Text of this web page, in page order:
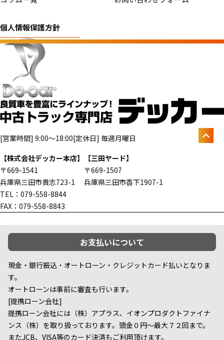
個人情報保護方針
[営業時間] 9:00～18:00[定休日] 毎週月曜日
【株式会社デッカー本店】
〒669-1541
兵庫県三田市貴志723-1
TEL：079-558-8844
FAX：079-558-8843
【三田ヤード】
〒669-1507
兵庫県三田市香下1907-1
お支払いについて
現金・銀行振込・オートローン・クレジットカード払いとなりま
す。
オートローンは事前に審査も行います。
[提携ローン会社]
提携ローン会社には（株）アプラス、イオンプロダクトファイナ
ンス（株）を取り扱っております。頭金０円～最大７２回まで。
またJCB、VISA等のカード決済もご利用頂けます。